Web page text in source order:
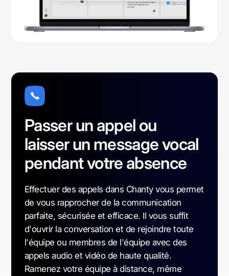
Passer un appel ou
laisser un message vocal
pendant votre absence
Effectuer des appels dans Chanty vous permet
de vous rapprocher de la communication
parfaite, sécurisée et efficace. Il vous suffit
d'ouvrir la conversation et de rejoindre toute
l'équipe ou membres de l'équipe avec des
appels audio et vidéo de haute qualité.
Ramenez votre équipe à distance, même